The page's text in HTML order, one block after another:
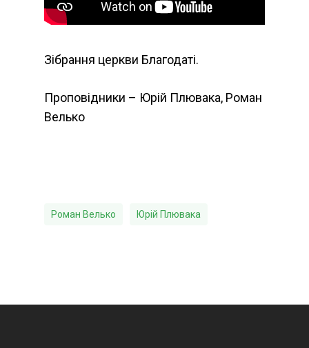
Зібрання церкви Благодаті.
Проповідники – Юрій Плювака, Роман
Велько
Роман Велько Юрій Плювака